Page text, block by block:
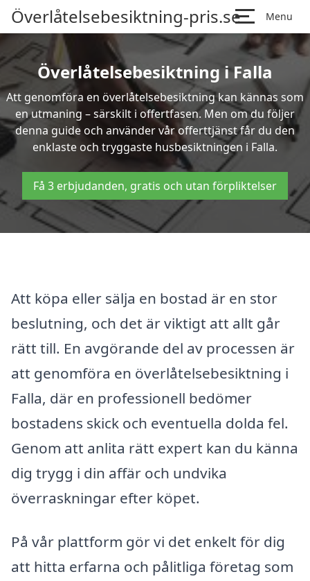
Överlåtelsebesiktning-pris.se Menu
Överlåtelsebesiktning i Falla
Att genomföra en överlåtelsebesiktning kan kännas som
en utmaning – särskilt i offertfasen. Men om du följer
denna guide och använder vår offerttjänst får du den
enklaste och tryggaste husbesiktningen i Falla.
Få 3 erbjudanden, gratis och utan förpliktelser
Att köpa eller sälja en bostad är en stor
beslutning, och det är viktigt att allt går
rätt till. En avgörande del av processen är
att genomföra en överlåtelsebesiktning i
Falla, där en professionell bedömer
bostadens skick och eventuella dolda fel.
Genom att anlita rätt expert kan du känna
dig trygg i din affär och undvika
överraskningar efter köpet.
På vår plattform gör vi det enkelt för dig
att hitta erfarna och pålitliga företag som